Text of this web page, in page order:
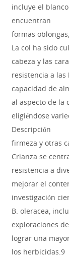
incluye el
encuentran
formas
La col ha sido
cabeza y las
resistencia a las
capacidad de
al aspecto de la
eligiéndose
Descripción
firmeza y otras
Crianza se
resistencia a
mejorar el
investigación
B. oleracea,
exploraciones
lograr una
los herbicidas.9